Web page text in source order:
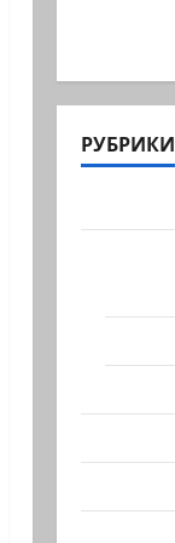
РУБРИКИ